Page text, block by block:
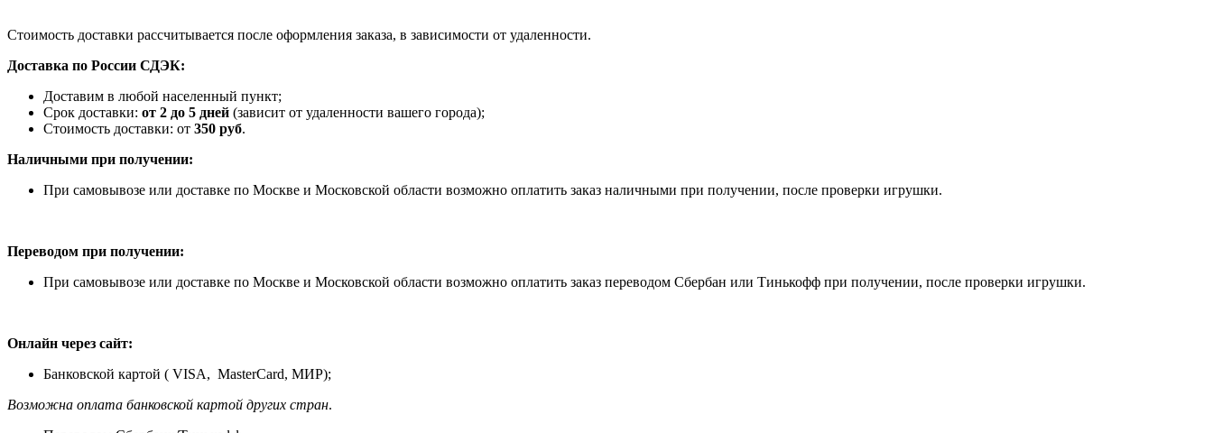
Стоимость доставки рассчитывается после оформления заказа, в зависимости от удаленности.
Доставка по России СДЭК:
Доставим в любой населенный пункт;
Срок доставки: от 2 до 5 дней (зависит от удаленности вашего города);
Стоимость доставки: от 350 руб.
Наличными при получении:
При самовывозе или доставке по Москве и Московской области возможно оплатить заказ наличными при получении, после проверки игрушки.
Переводом при получении:
При самовывозе или доставке по Москве и Московской области возможно оплатить заказ переводом Сбербан или Тинькофф при получении, после проверки игрушки.
Онлайн через сайт:
Банковской картой ( VISA, MasterCard, МИР);
Возможна оплата банковской картой других стран.